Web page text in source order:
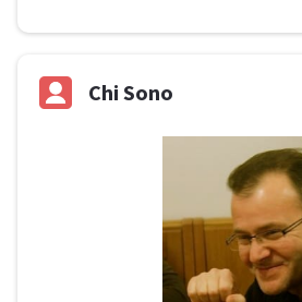
Chi Sono